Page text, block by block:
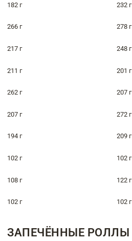
182 г 232 г
266 г 278 г
217 г 248 г
211 г 201 г
262 г 207 г
207 г 272 г
194 г 209 г
102 г 102 г
108 г 122 г
102 г 102 г
ЗАПЕЧЁННЫЕ РОЛЛЫ